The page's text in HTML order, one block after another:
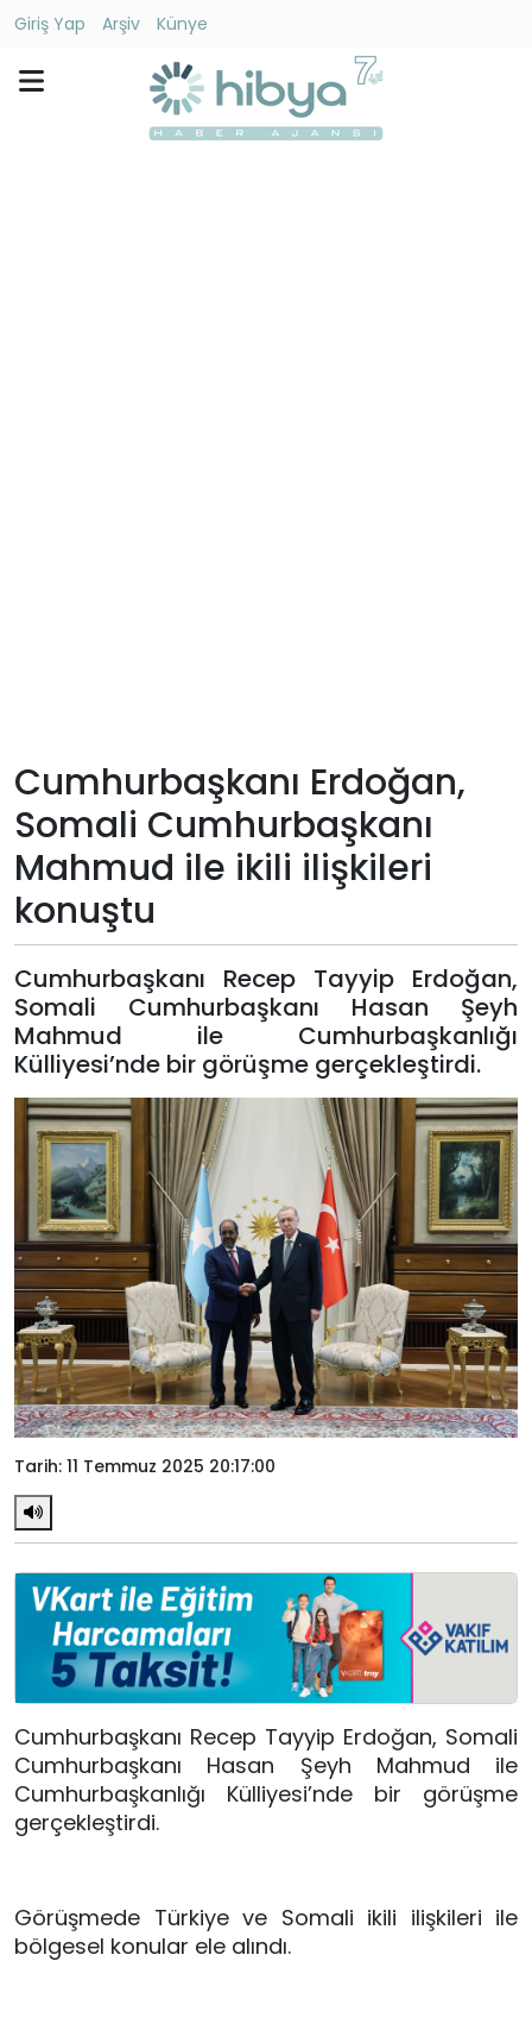
Giriş Yap Arşiv
Künye
Künye
Giriş
Yap
Cumhurbaşkanı Erdoğan,
Somali Cumhurbaşkanı
Mahmud ile ikili ilişkileri
konuştu
Cumhurbaşkanı Recep Tayyip Erdoğan,
Somali Cumhurbaşkanı Hasan Şeyh
Mahmud ile Cumhurbaşkanlığı
Külliyesi’nde bir görüşme gerçekleştirdi.
Tarih: 11 Temmuz 2025 20:17:00
Cumhurbaşkanı Recep Tayyip Erdoğan, Somali
Cumhurbaşkanı Hasan Şeyh Mahmud ile
Cumhurbaşkanlığı Külliyesi’nde bir görüşme
gerçekleştirdi.
Görüşmede Türkiye ve Somali ikili ilişkileri ile
bölgesel konular ele alındı.